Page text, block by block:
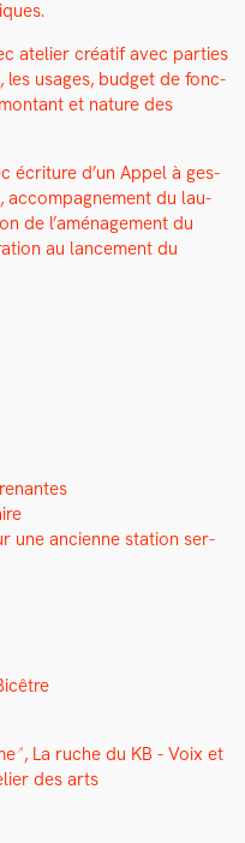
ate­lier créatif avec par­ties
les usages, bud­get de fonc­
et nature des
écri­t­ure d’un Appel à ges­
accom­pa­g­ne­ment du lau­
de l’aménagement du
au lance­ment du
une anci­enne sta­tion ser­
, La ruche du KB -Voix et
des arts